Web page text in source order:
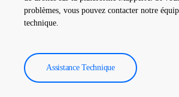
problèmes, vous pouvez contacter notre
technique.
Assistance Technique